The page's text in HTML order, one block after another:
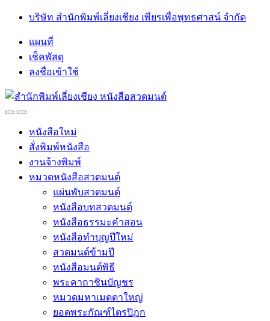
Skip
navigation
Skip
บริษัท สำนักพิมพ์เลี่ยงเชียง เพียรเพื่อพุทธศาสน์ จำกัด
แผนที่
เช็คพัสดุ
ลงชื่อเข้าใช้
OpenClose
หนังสือใหม่
สั่งพิมพ์หนังสือ
งานจ้างพิมพ์
หมวดหนังสือสวดมนต์
แผ่นพับสวดมนต์
หนังสือบทสวดมนต์
หนังสือธรรมะคำสอน
หนังสือทำบุญปีใหม่
สวดมนต์ข้ามปี
หนังสือมนต์พิธี
พระคาถาชินบัญชร
หมวดมหาเมตตาใหญ่
ยอดพระกัณฑ์ไตรปิฎก